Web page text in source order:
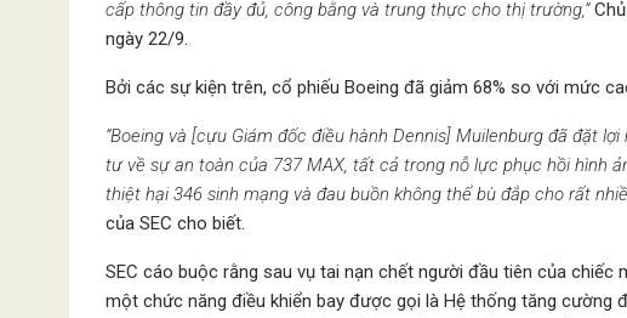
cấp thông tin đầy đủ, công bằng và trung thực cho thị trường,”
ngày 22/9.
Bởi các sự kiện trên, cổ phiếu Boeing đã giảm 68% so với mức
“Boeing và [cựu Giám đốc điều hành Dennis] Muilenburg đã đặt
tư về sự an toàn của 737 MAX, tất cả trong nỗ lực phục hồi hình
thiệt hại 346 sinh mạng và đau buồn không thể bù đắp cho rất
của SEC cho biết.
SEC cáo buộc rằng sau vụ tai nạn chết người đầu tiên của chiếc
một chức năng điều khiển bay được gọi là Hệ thống tăng cường